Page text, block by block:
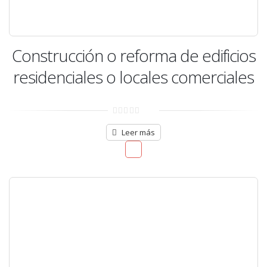
Construcción o reforma de edificios
residenciales o locales comerciales
0
out
of
Leer más